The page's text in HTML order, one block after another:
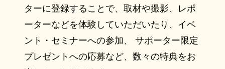
ターに登録することで、取材や撮影、レポ
ーターなどを体験していただいたり、イベ
ント・セミナーへの参加、 サポーター限定
プレゼントへの応募など、数々の特典をお